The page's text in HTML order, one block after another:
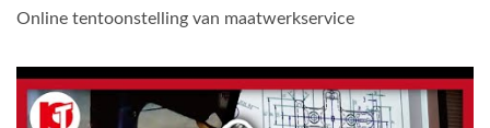
Online tentoonstelling van maatwerkservice